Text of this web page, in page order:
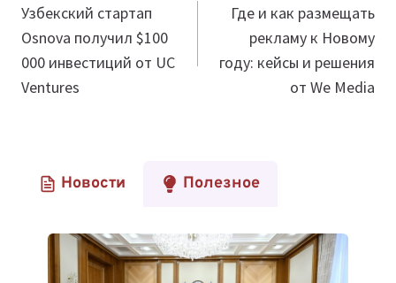
по
записям
Узбекский стартап
Osnova получил $100
000 инвестиций от UC
Ventures
Где и как размещать
рекламу к Новому
году: кейсы и решения
от We Media
Новости Полезное